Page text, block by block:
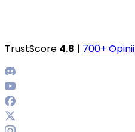
TrustScore 4.8 | 700+ Opinii